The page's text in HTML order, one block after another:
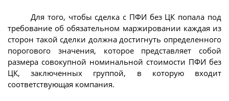
Для того, чтобы сделка с ПФИ без ЦК попала под
требование об обязательном маржировании каждая из
сторон такой сделки должна достигнуть определенного
порогового значения, которое представляет собой
размера совокупной номинальной стоимости ПФИ без
ЦК, заключенных группой, в которую входит
соответствующая компания.